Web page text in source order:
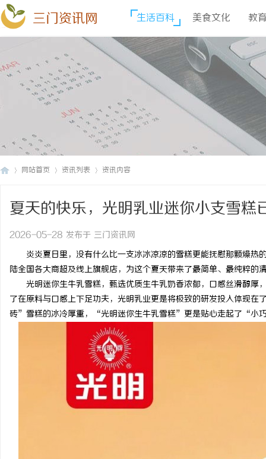
三门资讯网 生活百科 美食文化 教
网站首页 资讯列表 资讯内容
夏天的快乐，光明乳业迷你小支雪糕
2026-05-28 发布于 三门资讯网
炎炎夏日里，没有什么比一支冰冰凉凉的雪糕更能抚慰那颗燥
陆全国各大商超及线上旗舰店，为这个夏天带来了最简单、最纯粹
光明迷你生牛乳雪糕，甄选优质生牛乳奶香浓郁，口感丝滑醇
了在原料与口感上下足功夫，光明乳业更是将极致的研发投入体现
砖”雪糕的冰冷厚重，“光明迷你生牛乳雪糕”更是贴心走起了“小